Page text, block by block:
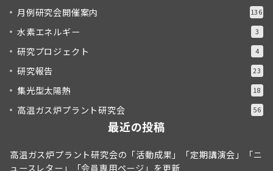
月例研究会開催案内 136
水素エネルギー 3
研究プロジェクト 4
研究報告 23
集光型太陽熱 18
高温ガス炉プラント研究会 56
最近の投稿
高温ガス炉プラント研究会の「活動成果」「定期講演会」「ニ
ュースレター」「会員専用ページ」を更新